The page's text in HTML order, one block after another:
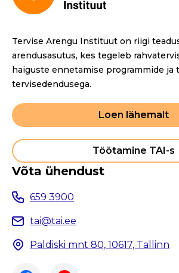
Tervise Arengu Instituut on riigi
arendusasutus, kes tegeleb
haiguste ennetamise programmide ja
tervisedendusega.
Loen lähemalt
Töötamine TAI-s
Võta ühendust
659 3900
tai@tai.ee
Paldiski mnt 80, 10617, Tallinn